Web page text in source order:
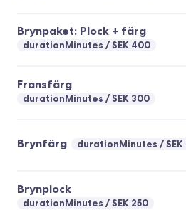
Brynpaket: Plock + färg
durationMinutes SEK 400
Fransfärg
durationMinutes SEK 300
Brynfärg durationMinutes
Brynplock
durationMinutes SEK 250